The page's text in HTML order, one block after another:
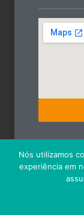
Nós utilizamos
experiência em